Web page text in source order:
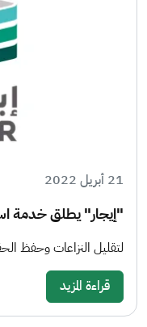
21 أبريل 2022
"إيجار" يطلق خدمة
لتقليل النزاعات وحفظ
قراءة المزيد